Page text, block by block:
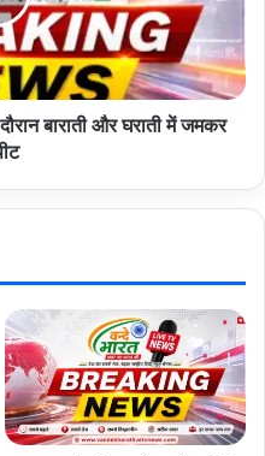
बाराती और घराती में जमकर